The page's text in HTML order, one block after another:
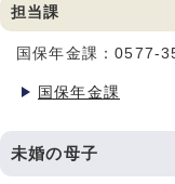
担当課
国保年金課：0577-
国保年金課
未婚の母子